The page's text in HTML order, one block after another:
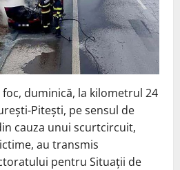
duminică, la kilometrul 24
Piteşti, pe sensul de
cauza unui scurtcircuit,
au transmis
pentru Situaţii de